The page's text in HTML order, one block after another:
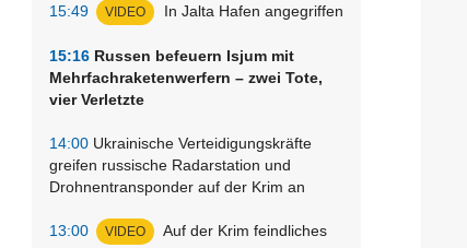
15:49 VIDEO In Jalta Hafen angegriffen
15:16 Russen befeuern Isjum mit
Mehrfachraketenwerfern – zwei Tote,
vier Verletzte
14:00 Ukrainische Verteidigungskräfte
greifen russische Radarstation und
Drohnentransponder auf der Krim an
13:00 VIDEO
Auf der Krim feindliches